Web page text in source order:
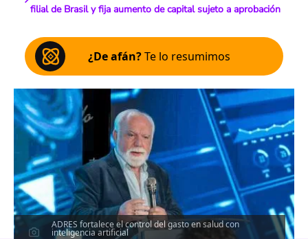
filial de Brasil y fija aumento de capital sujeto a aprobación
¿De afán?Te lo resumimos
ADRES fortalece el control del gasto en salud con
inteligencia artificial